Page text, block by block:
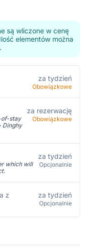
są wliczone w cenę
elementów można
za tydzień
Obowiązkowe
of-stay
Dinghy
za rezerwację
Obowiązkowe
which will
za tydzień
Opcjonalnie
z
za tydzień
Opcjonalnie